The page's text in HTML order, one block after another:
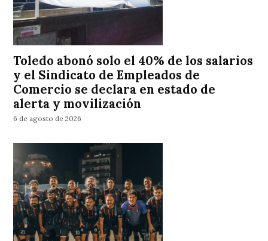
Toledo abonó solo el 40% de los salarios
y el Sindicato de Empleados de
Comercio se declara en estado de
alerta y movilización
6 de agosto de 2026